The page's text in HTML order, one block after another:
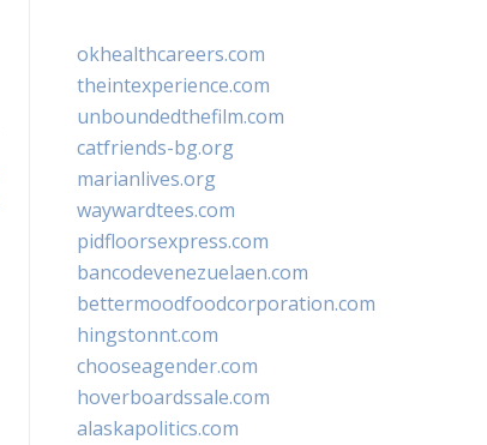
okhealthcareers.com
theintexperience.com
unboundedthefilm.com
catfriends-bg.org
marianlives.org
waywardtees.com
pidfloorsexpress.com
bancodevenezuelaen.com
bettermoodfoodcorporation.com
hingstonnt.com
chooseagender.com
hoverboardssale.com
alaskapolitics.com